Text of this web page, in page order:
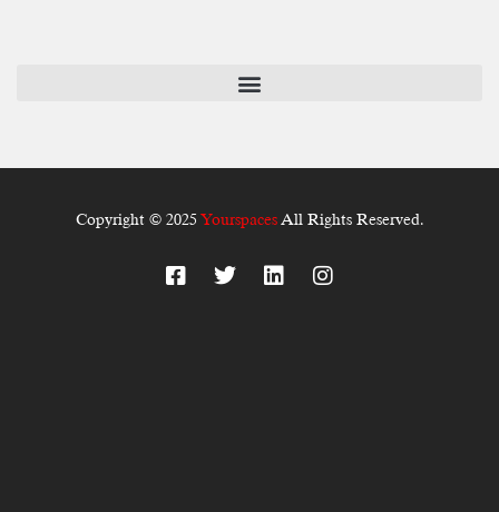
Copyright © 2025 YourspacesAll Rights Reserved.